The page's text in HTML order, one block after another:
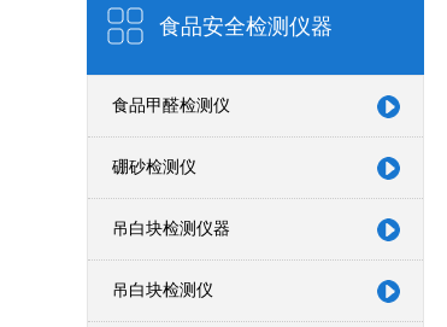
食品安全检测仪器
食品甲醛检测仪
硼砂检测仪
吊白块检测仪器
吊白块检测仪